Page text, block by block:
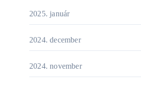
2025. január
2024. december
2024. november